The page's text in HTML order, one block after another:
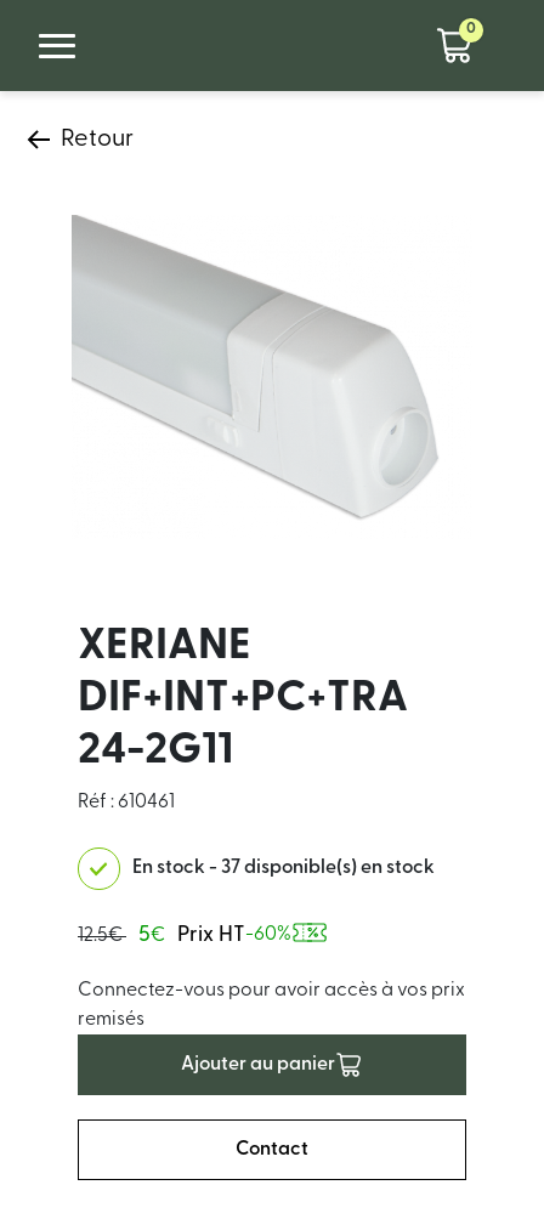
0
Retour
XERIANE
DIF+INT+PC+TRA
24-2G11
Réf : 610461
En stock - 37 disponible(s) en stock
12.5€ 5€ Prix HT-60%
Connectez-vous pour avoir accès à vos prix
remisés
Ajouter au panier
Contact